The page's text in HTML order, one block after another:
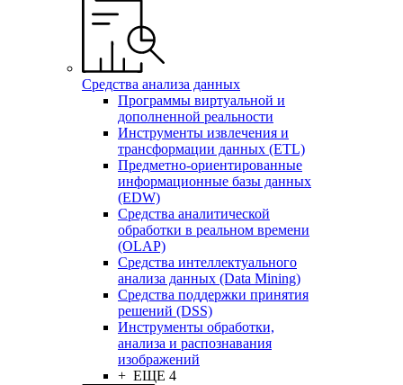
Средства анализа данных
Программы виртуальной и
дополненной реальности
Инструменты извлечения и
трансформации данных (ETL)
Предметно-ориентированные
информационные базы данных
(EDW)
Средства аналитической
обработки в реальном времени
(OLAP)
Средства интеллектуального
анализа данных (Data Mining)
Средства поддержки принятия
решений (DSS)
Инструменты обработки,
анализа и распознавания
изображений
+ ЕЩЕ 4